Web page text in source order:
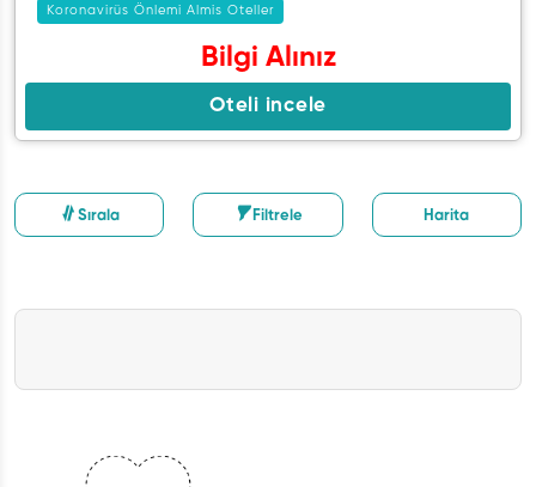
Koronavirüs Önlemi Almis Oteller
Bilgi Alınız
Oteli incele
Sırala Filtrele Harita